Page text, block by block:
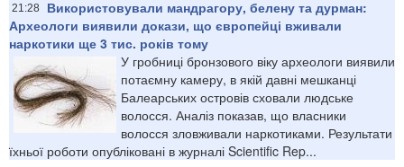
21:28
Використовували мандрагору, белену та дурман:
Археологи виявили докази, що європейці вживали
наркотики ще 3 тис. років тому
У гробниці бронзового віку археологи виявили
потаємну камеру, в якій давні мешканці
Балеарських островів сховали людське
волосся. Аналіз показав, що власники
волосся зловживали наркотиками. Результати
їхньої роботи опубліковані в журналі Scientific Rep...